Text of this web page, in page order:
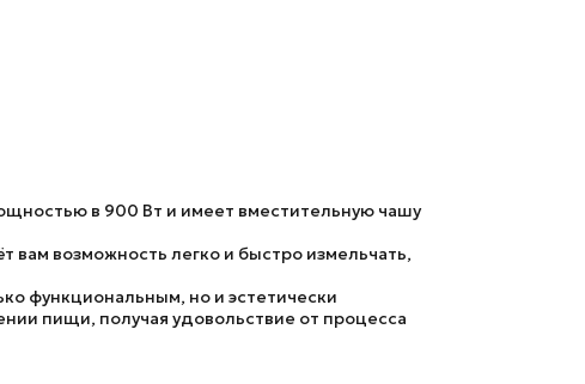
в 900 Вт и имеет вместительную чашу
вам возможность легко и быстро измельчать,
функциональным, но и эстетически
пищи, получая удовольствие от процесса